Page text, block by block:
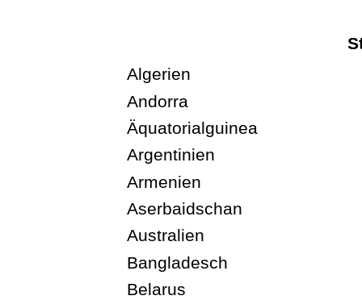
Algerien
Andorra
Äquatorialguinea
Argentinien
Armenien
Aserbaidschan
Australien
Bangladesch
Belarus